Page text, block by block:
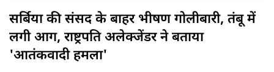
सर्बिया की संसद के बाहर भीषण गोलीबारी, तंबू में
लगी आग, राष्ट्रपति अलेक्जेंडर ने बताया
'आतंकवादी हमला'